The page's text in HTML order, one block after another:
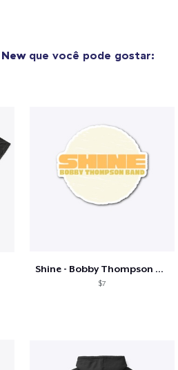
Newque você pode gostar:
Shine - Bobby Thompson Band Merch
$7